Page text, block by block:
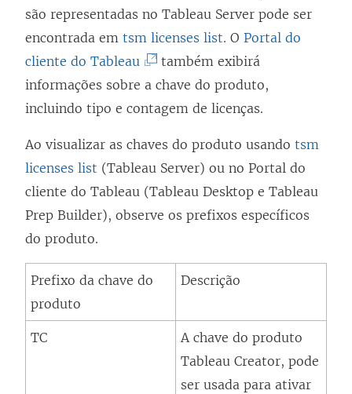
são representadas no Tableau Server pode ser
encontrada em tsm licenses list. O Portal do
cliente do Tableau
O
l
a
e
m
também exibirá
informações sobre a chave do produto,
incluindo tipo e contagem de licenças.
Ao visualizar as chaves do produto usando tsm
licenses list (Tableau Server) ou no Portal do
cliente do Tableau (Tableau Desktop e Tableau
Prep Builder), observe os prefixos específicos
do produto.
Prefixo da chave do
produto
Descrição
TC
A chave do produto
Tableau Creator, pode
ser usada para ativar